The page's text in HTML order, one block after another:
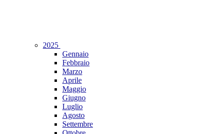
2025
Gennaio
Febbraio
Marzo
Aprile
Maggio
Giugno
Luglio
Agosto
Settembre